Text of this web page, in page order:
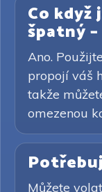
Co
špatný
Ano.
propojí váš
takže
omezenou
Můžete